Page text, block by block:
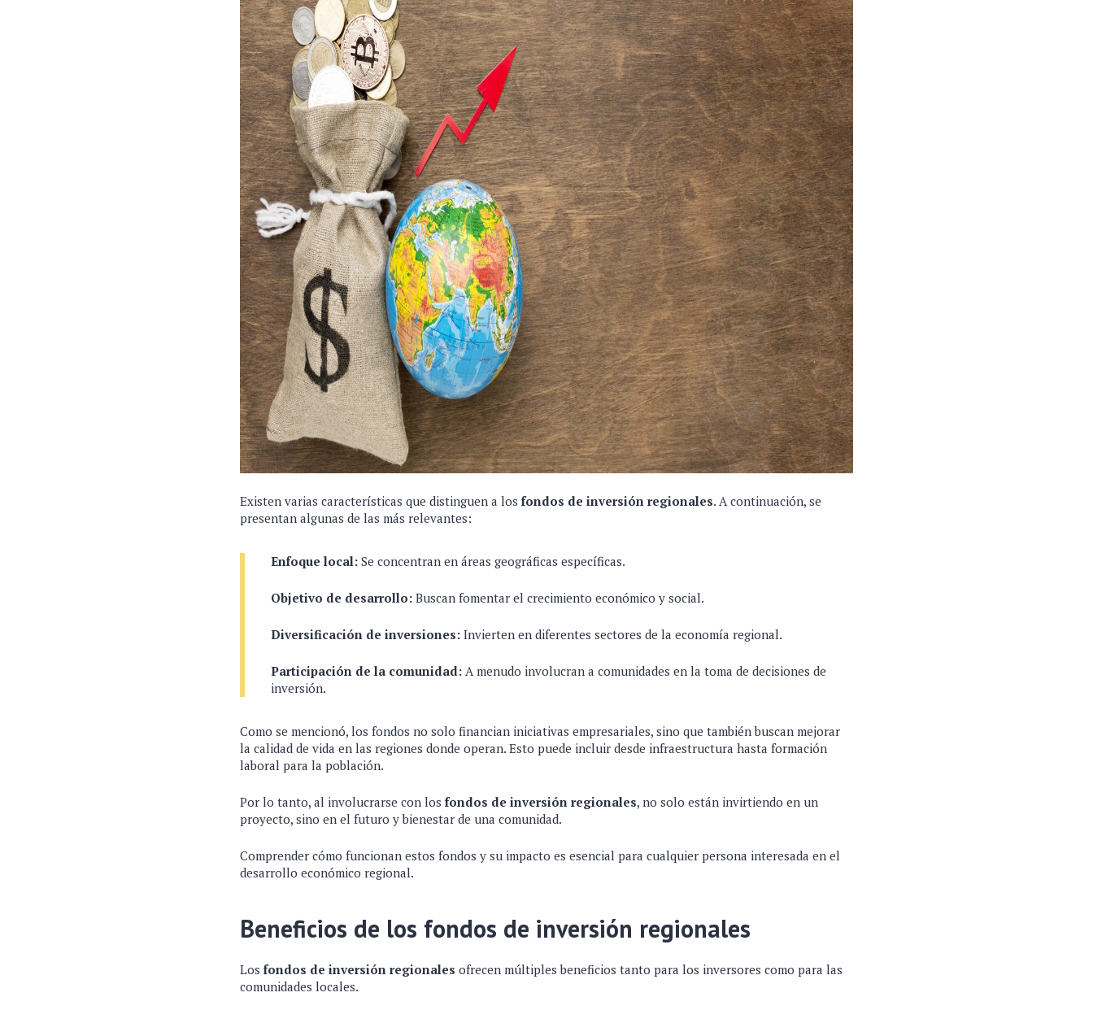
Existen varias características que distinguen a los fondos de inversión regionales. A continuación, se
presentan algunas de las más relevantes:
Enfoque local: Se concentran en áreas geográficas específicas.
Objetivo de desarrollo: Buscan fomentar el crecimiento económico y social.
Diversificación de inversiones: Invierten en diferentes sectores de la economía regional.
Participación de la comunidad: A menudo involucran a comunidades en la toma de decisiones de
inversión.
Como se mencionó, los fondos no solo financian iniciativas empresariales, sino que también buscan mejorar
la calidad de vida en las regiones donde operan. Esto puede incluir desde infraestructura hasta formación
laboral para la población.
Por lo tanto, al involucrarse con los fondos de inversión regionales, no solo están invirtiendo en un
proyecto, sino en el futuro y bienestar de una comunidad.
Comprender cómo funcionan estos fondos y su impacto es esencial para cualquier persona interesada en el
desarrollo económico regional.
Beneficios de los fondos de inversión regionales
Los fondos de inversión regionales ofrecen múltiples beneficios tanto para los inversores como para las
comunidades locales.